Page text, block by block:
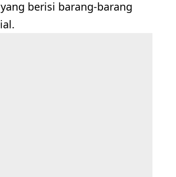
berisi barang-barang